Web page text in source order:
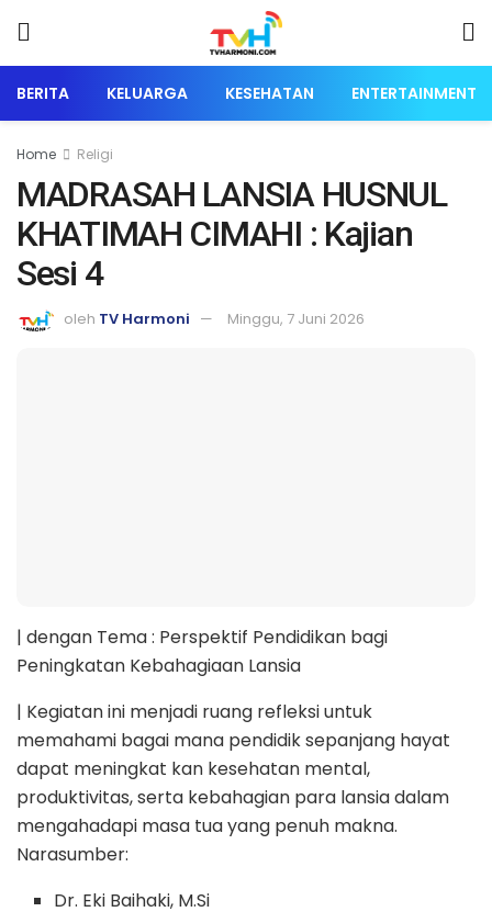
BERITA KELUARGA KESEHATAN ENTERTAINMENT
Home Religi
MADRASAH LANSIA HUSNUL
KHATIMAH CIMAHI : Kajian
Sesi 4
oleh TV Harmoni Minggu, 7 Juni 2026
| dengan Tema : Perspektif Pendidikan bagi
Peningkatan Kebahagiaan Lansia
| Kegiatan ini menjadi ruang refleksi untuk
memahami bagai mana pendidik sepanjang hayat
dapat meningkat kan kesehatan mental,
produktivitas, serta kebahagian para lansia dalam
mengahadapi masa tua yang penuh makna.
Narasumber:
Dr. Eki Baihaki, M.Si